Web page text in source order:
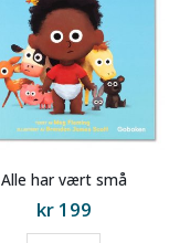
Alle har vært små
kr199